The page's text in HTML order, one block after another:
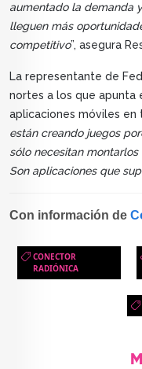
aumentado la demanda
lleguen más
competitivo”, asegura
La representante de
nortes a los que apunta
aplicaciones móviles en
están creando juegos
sólo necesitan
Son aplicaciones que
Con información de
CONECTOR
RADIÓNICA